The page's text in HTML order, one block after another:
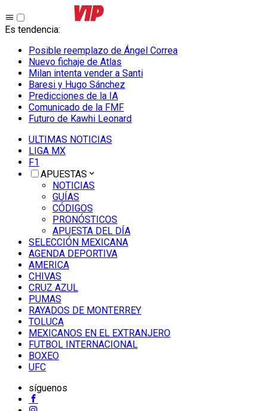
Es tendencia:
Posible reemplazo de Ángel Correa
Nuevo fichaje de Atlas
Milan intenta vender a Santi
Baresi y Hugo Sánchez
Predicciones de la IA
Comunicado de la FMF
Futuro de Kawhi Leonard
ULTIMAS NOTICIAS
LIGA MX
F1
APUESTAS
NOTICIAS
GUÍAS
CÓDIGOS
PRONÓSTICOS
APUESTA DEL DÍA
SELECCIÓN MEXICANA
AGENDA DEPORTIVA
AMERICA
CHIVAS
CRUZ AZUL
PUMAS
RAYADOS DE MONTERREY
TOLUCA
MEXICANOS EN EL EXTRANJERO
FUTBOL INTERNACIONAL
BOXEO
UFC
síguenos